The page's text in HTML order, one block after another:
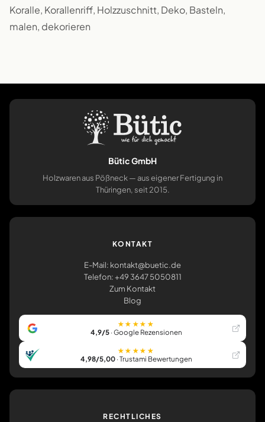
Koralle, Korallenriff, Holzzuschnitt, Deko, Basteln,
malen, dekorieren
Bütic GmbH
Holzwaren aus Pößneck — aus eigener Fertigung in
Thüringen, seit 2015.
KONTAKT
E-Mail: kontakt@buetic.de
Telefon: +49 3647 5050811
Zum Kontakt
Blog
★★★★★
4,9/5· Google Rezensionen
★★★★★
4,98/5,00· Trustami Bewertungen
RECHTLICHES